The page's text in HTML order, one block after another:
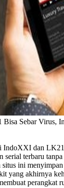
Sebar Virus,
IndoXXI dan
serial terbaru
ini menyimpan
yang akhirnya
perangkat